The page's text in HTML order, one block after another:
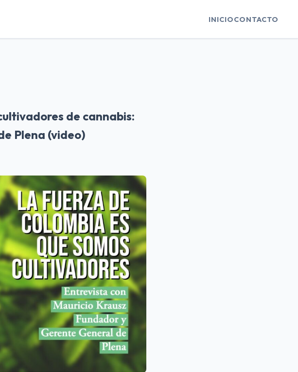
INICIOCONTACTO
de cannabis:
Plena (video)